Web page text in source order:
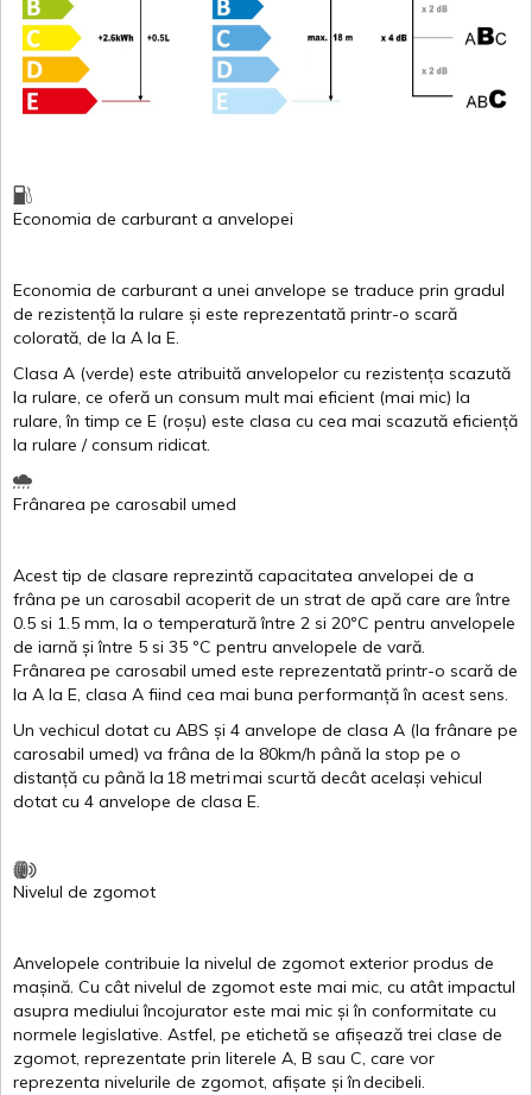
Economia de carburant a anvelopei
Economia de carburant a unei anvelope se traduce prin gradul
de rezistență la rulare și este reprezentată printr-o scară
colorată, de la A la E.
Clasa A (verde) este atribuită anvelopelor cu rezistența scazută
la rulare, ce oferă un consum mult mai eficient (mai mic) la
rulare,în timp ce E (roșu) este clasa cu cea mai scazută eficiență
la rulare /consum ridicat.
Frânarea pe carosabil umed
Acest tip de clasare reprezintă capacitatea anvelopei de a
frâna pe un carosabil acoperit de un strat de apă care areîntre
0.5 si 1.5 mm, la o temperatură între 2 si 20ºC pentru anvelopele
de iarnă și între 5 si 35 ºC pentru anvelopele de vară.
Frânarea pe carosabil umed este reprezentată printr-o scară de
la A la E, clasa A fiind cea mai buna performanță în acest sens.
Un vechicul dotat cu ABS și 4 anvelope de clasa A (la frânare pe
carosabil umed) va frâna de la 80km/h până la stop pe o
distanță cu până la 18 metrimai scurtă decât același vehicul
dotat cu 4 anvelope de clasa E.
Nivelul de zgomot
Anvelopele contribuie la nivelul de zgomot exterior produs de
mașină. Cu cât nivelul de zgomot este mai mic, cu atât impactul
asupra mediului încojurator este mai mic și în conformitate cu
normele legislative. Astfel, pe etichetă se afișează trei clase de
zgomot, reprezentate prin literele A, B sau C, care vor
reprezenta nivelurile de zgomot, afișate și îndecibeli.